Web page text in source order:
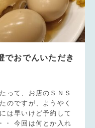
おでんいただき
って、お店のＳＮＳ
のですが、ようやく
は早いけど予約して
・ 今回は何とか入れ